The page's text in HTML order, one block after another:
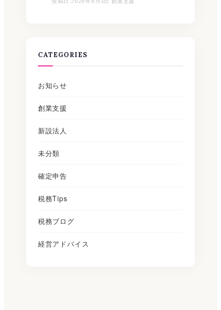
CATEGORIES
お知らせ
創業支援
新設法人
未分類
確定申告
税務Tips
税務ブログ
経営アドバイス